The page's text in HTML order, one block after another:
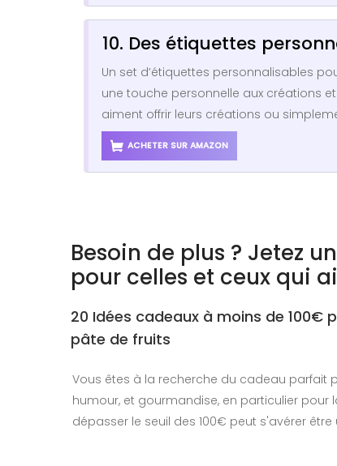
10. Des étiquettes
Un set d’étiquettes personnalisables
une touche personnelle aux créations
aiment offrir leurs créations ou
ACHETER SUR AMAZON
Besoin de plus ? Jetez
pour celles et ceux qui
20 Idées cadeaux à moins de 100€
pâte de fruits
Vous êtes à la recherche du cadeau parfait
humour, et gourmandise, en particulier
dépasser le seuil des 100€ peut s'avérer être